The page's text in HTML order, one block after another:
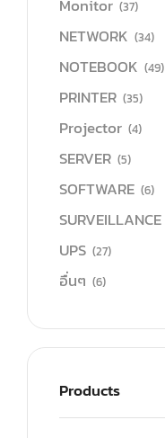
Monitor (37)
NETWORK (34)
NOTEBOOK (49)
PRINTER (35)
Projector (4)
SERVER (5)
SOFTWARE (6)
SURVEILLANCE
UPS (27)
อื่นๆ (6)
Products